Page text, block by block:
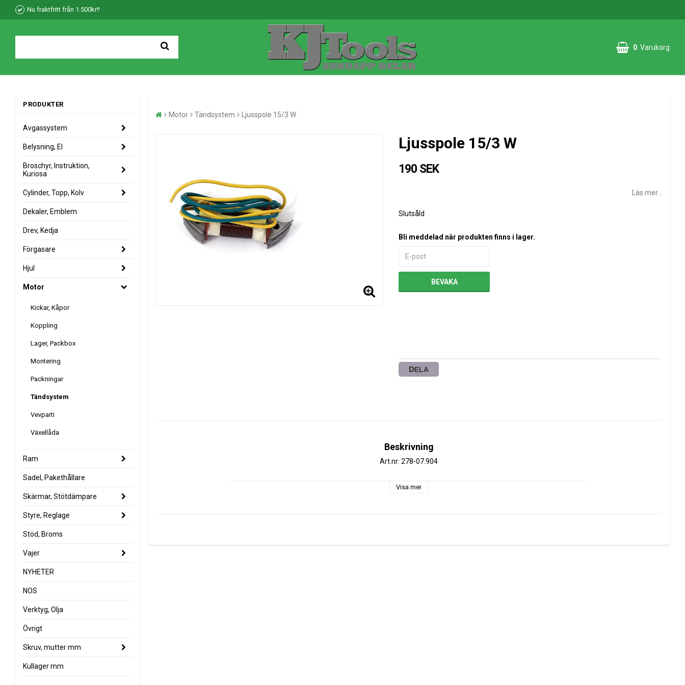
Nu fraktfritt från 1.500kr!!
0 Varukorg
Din varukorg är tom
PRODUKTER
Avgassystem
Belysning, El
Broschyr, Instruktion,
Kuriosa
Cylinder, Topp, Kolv
Dekaler, Emblem
Drev, Kedja
Förgasare
Hjul
Motor
Kickar, Kåpor
Koppling
Lager, Packbox
Montering
Packningar
Tändsystem
Vevparti
Växellåda
Ram
Sadel, Pakethållare
Skärmar, Stötdämpare
Styre, Reglage
Stöd, Broms
Vajer
NYHETER
NOS
Verktyg, Olja
Övrigt
Skruv, mutter mm
Kullager mm
Motor Tändsystem Ljusspole 15/3 W
Ljusspole 15/3 W
190 SEK
Läs mer...
Slutsåld
Bli meddelad när produkten finns i lager.
BEVAKA
DELA
Beskrivning
Art.nr: 278-07.904
Visa mer